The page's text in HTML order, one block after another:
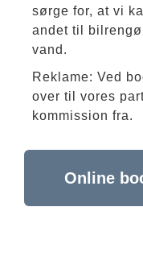
sørge for, at vi
andet til
vand.
Reklame: Ved
over til vores
kommission fra.
Online